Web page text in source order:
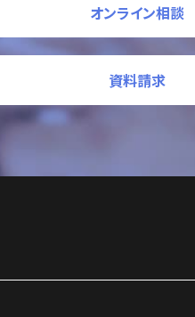
オンライン相談
資料請求